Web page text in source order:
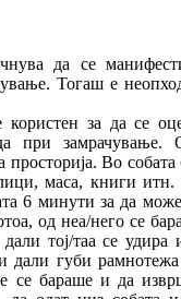
да се
Тогаш е
користен за да се
при замрачување.
Во собата
маса, книги
6 минути за да
од неа/него се
тој/таа се удира
дали губи
се бараше и да